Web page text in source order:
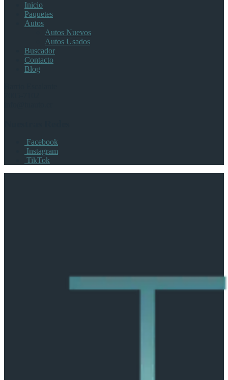
Inicio
Paquetes
Autos
Autos Nuevos
Autos Usados
Buscador
Contacto
Blog
Facebook
Instagram
TikTok